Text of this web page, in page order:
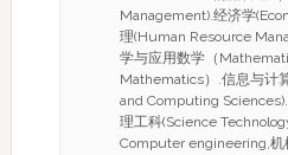
Management).经济学
理(Human Resource
学与应用数学（
Mathematics）.信息与计
and Computing
理工科(Science
Computer engineering,机